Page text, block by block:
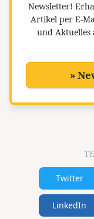
Newsletter!
Artikel per E-
und
»
Twitter
LinkedIn